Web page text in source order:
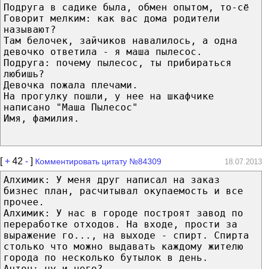
Подруга в садике была, обмен опытом, то-сё
Говорит мелким: как вас дома родители
называют?
Там белочек, зайчиков навалилось, а одна
девочко ответила - я маша пылесос.
Подруга: почему пылесос, ты прибираться
любишь?
Девочка пожала плечами.
На прогулку пошли, у нее на шкафчике
написано "Маша Пылесос"
Имя, фамилия.
[+ 42 - ] Комментировать цитату №84309 18.07.2013
Алхимик: У меня друг написал на заказ
бизнес план, расчитывал окупаемость и все
прочее.
Алхимик: У нас в городе построят завод по
переработке отходов. На входе, прости за
выражение го..., на выходе - спирт. Спирта
столько что можно выдавать каждому жителю
города по несколько бутылок в день.